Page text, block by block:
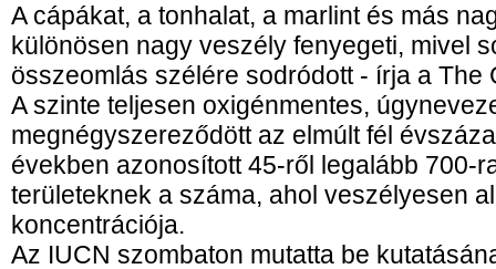
A cápákat, a tonhalat, a marlint és más
különösen nagy veszély fenyegeti, mivel
összeomlás szélére sodródott - írja a The
A szinte teljesen oxigénmentes,
megnégyszereződött az elmúlt fél
években azonosított 45-ről legalább 700-
területeknek a száma, ahol veszélyesen
koncentrációja.
Az IUCN szombaton mutatta be